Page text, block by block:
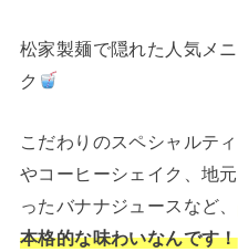
松家製麺で隠れた人気メ
ク
こだわりのスペシャルテ
やコーヒーシェイク、地
ったバナナジュースなど、
本格的な味わいなんです！